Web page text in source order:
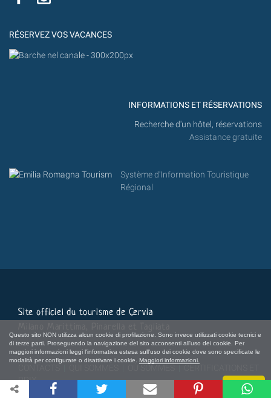
Questo sito NON utilizza alcun cookie di profilazione. Sono invece utilizzati cookie tecnici e
di terze parti. Proseguendo la navigazione del sito acconsenti all'uso dei cookie. Per
maggiori informazioni leggi l'informativa estesa sull'uso dei cookie dove sono specificate le
modalità per configurare o disattivare i cookie. Maggiori informazioni.
Chiudi
MILANO
RÉSERVEZ VOS VACANCES
INFORMATIONS ET RÉSERVATIONS
Recherche d'un hôtel, réservations
Assistance gratuite
Système d'Information Touristique
Régional
Site officiel du tourisme de Cervia
PRIX